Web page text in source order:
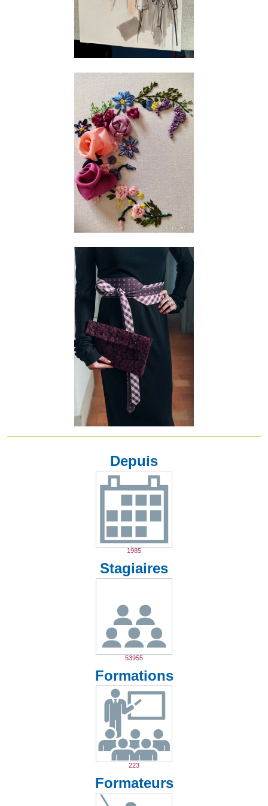
Depuis
1985
Stagiaires
53955
Formations
223
Formateurs